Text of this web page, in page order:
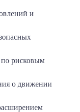
и
рисковым
о движении